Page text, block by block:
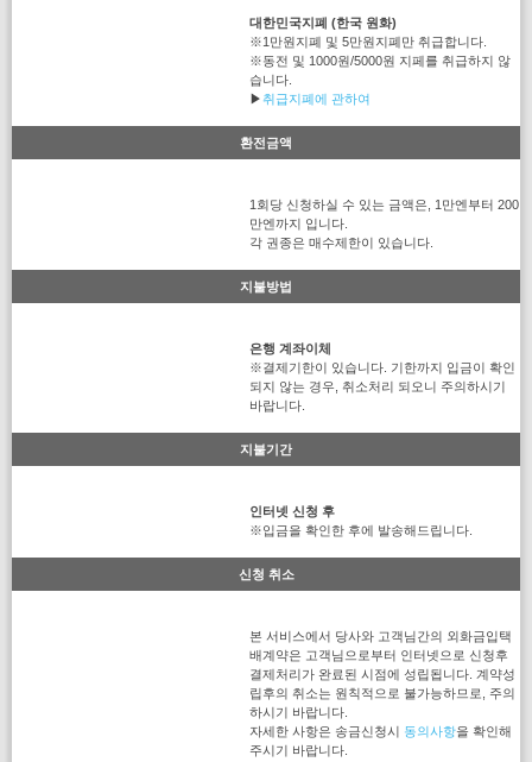
대한민국지폐 (한국 원화)
※1만원지폐 및 5만원지폐만 취급합니다.
※동전 및 1000원/5000원 지페를 취급하지 않
습니다.
▶취급지폐에 관하여
환전금액
1회당 신청하실 수 있는 금액은, 1만엔부터 200
만엔까지 입니다.
각 권종은 매수제한이 있습니다.
지불방법
은행 계좌이체
※결제기한이 있습니다. 기한까지 입금이 확인
되지 않는 경우, 취소처리 되오니 주의하시기
바랍니다.
지불기간
인터넷 신청 후
※입금을 확인한 후에 발송해드립니다.
신청 취소
본 서비스에서 당사와 고객님간의 외화금입택
배계약은 고객님으로부터 인터넷으로 신청후
결제처리가 완료된 시점에 성립됩니다. 계약성
립후의 취소는 원칙적으로 불가능하므로, 주의
하시기 바랍니다.
자세한 사항은 송금신청시 동의사항을 확인해
주시기 바랍니다.